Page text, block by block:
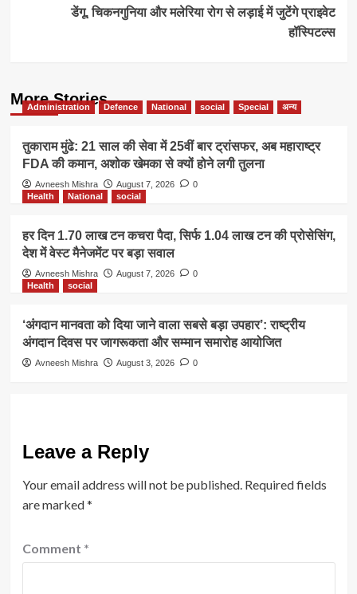
डेंगू, चिकनगुनिया और मलेरिया रोग से लड़ाई में जुटेंगे प्राइवेट
हॉस्पिटल्स
More Stories
Administration Defence National social Special अन्य
तुकाराम मुंढे: 21 साल की सेवा में 25वीं बार ट्रांसफर, अब महाराष्ट्र
FDA की कमान, अशोक खेमका से क्यों होने लगी तुलना
Avneesh Mishra August 7, 2026
0
Health
National social
हर दिन 1.70 लाख टन कचरा पैदा, सिर्फ 1.04 लाख टन की प्रोसेसिंग,
देश में वेस्ट मैनेजमेंट पर बड़ा सवाल
Avneesh Mishra August 7, 2026
0
Health
social
‘अंगदान मानवता को दिया जाने वाला सबसे बड़ा उपहार’: राष्ट्रीय
अंगदान दिवस पर जागरूकता और सम्मान समारोह आयोजित
Avneesh Mishra August 3, 2026 0
Leave a Reply
Your email address will not be published. Required fields
are marked*
Comment *